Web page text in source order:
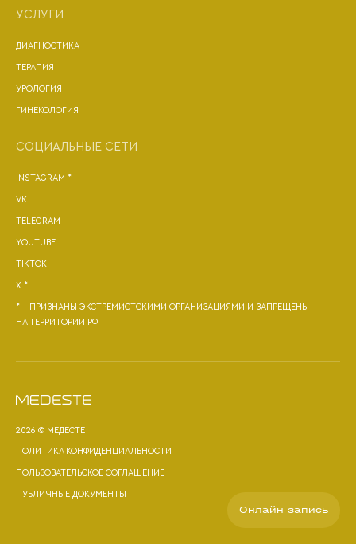
УСЛУГИ
ДИАГНОСТИКА
ТЕРАПИЯ
УРОЛОГИЯ
ГИНЕКОЛОГИЯ
СОЦИАЛЬНЫЕ СЕТИ
INSTAGRAM *
VK
TELEGRAM
YOUTUBE
TIKTOK
X *
* - ПРИЗНАНЫ ЭКСТРЕМИСТСКИМИ ОРГАНИЗАЦИЯМИ И ЗАПРЕЩЕНЫ
НА ТЕРРИТОРИИ РФ.
2026 © МЕДЕСТЕ
ПОЛИТИКА КОНФИДЕНЦИАЛЬНОСТИ
ПОЛЬЗОВАТЕЛЬСКОЕ СОГЛАШЕНИЕ
ПУБЛИЧНЫЕ ДОКУМЕНТЫ
Онлайн запись